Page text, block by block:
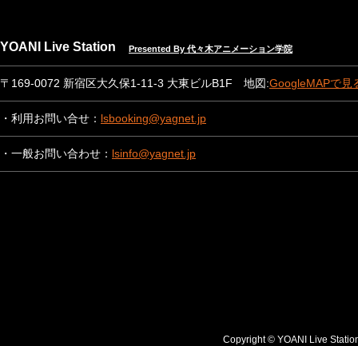
YOANI Live Station Presented By 代々木アニメーション学院
〒169-0072 新宿区大久保1-11-3 大東ビルB1F 地図:GoogleMAPで見
・利用お問い合せ： lsbooking@yagnet.jp
・一般お問い合わせ： lsinfo@yagnet.jp
Copyright © YOANI Live